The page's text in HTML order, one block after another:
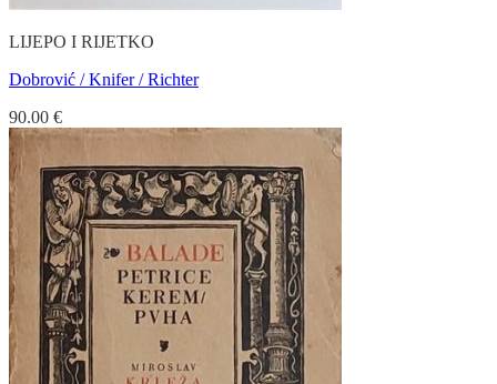
LIJEPO I RIJETKO
Dobrović / Knifer / Richter
90.00 €